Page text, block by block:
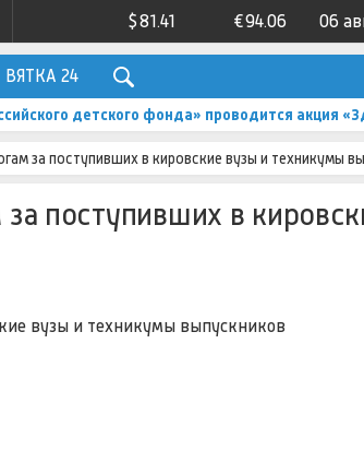
$81.41 €94.06 06
ВЯТКА 24
детского фонда» проводится акция
за поступивших в кировские вузы и техникумы
поступивших в